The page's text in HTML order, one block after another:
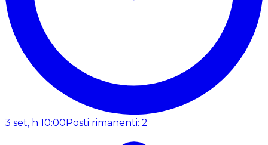
3 set, h 10:00 Posti rimanenti: 2